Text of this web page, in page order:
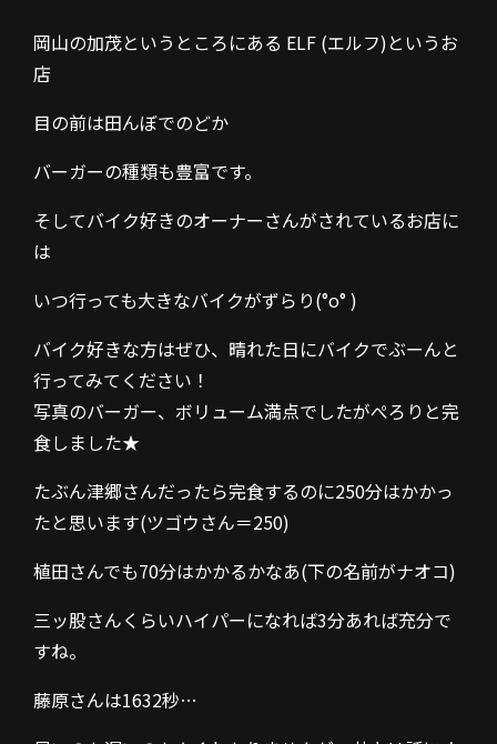
岡山の加茂というところにある ELF (エルフ)というお
店
目の前は田んぼでのどか
バーガーの種類も豊富です。
そしてバイク好きのオーナーさんがされているお店に
は
いつ行っても大きなバイクがずらり(°o° )
バイク好きな方はぜひ、晴れた日にバイクでぶーんと
行ってみてください！
写真のバーガー、ボリューム満点でしたがぺろりと完
食しました★
たぶん津郷さんだったら完食するのに250分はかかっ
たと思います(ツゴウさん＝250)
植田さんでも70分はかかるかなあ(下の名前がナオコ)
三ッ股さんくらいハイパーになれば3分あれば充分で
すね。
藤原さんは1632秒…